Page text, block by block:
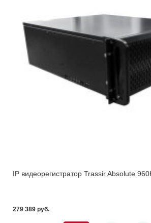
IP видеорегистратор Trassir Absolute
279 389 pуб.